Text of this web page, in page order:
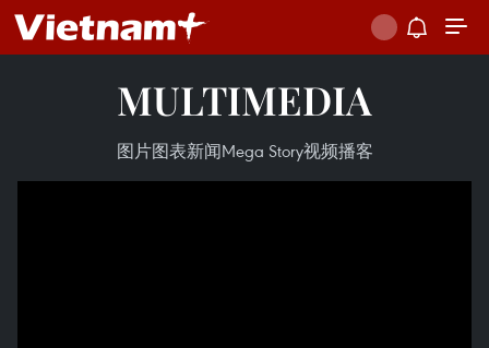
MULTIMEDIA
图片图表新闻Mega Story视频播客